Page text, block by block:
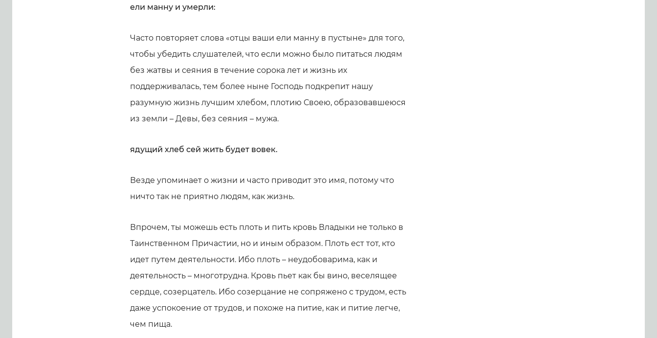
ели манну и умерли:
Часто повторяет слова «отцы ваши ели манну в пустыне» для того,
чтобы убедить слушателей, что если можно было питаться людям
без жатвы и сеяния в течение сорока лет и жизнь их
поддерживалась, тем более ныне Господь подкрепит нашу
разумную жизнь лучшим хлебом, плотию Своею, образовавшеюся
из земли – Девы, без сеяния – мужа.
ядущий хлеб сей жить будет вовек.
Везде упоминает о жизни и часто приводит это имя, потому что
ничто так не приятно людям, как жизнь.
Впрочем, ты можешь есть плоть и пить кровь Владыки не только в
Таинственном Причастии, но и иным образом. Плоть ест тот, кто
идет путем деятельности. Ибо плоть – неудобоварима, как и
деятельность – многотрудна. Кровь пьет как бы вино, веселящее
сердце, созерцатель. Ибо созерцание не сопряжено с трудом, есть
даже успокоение от трудов, и похоже на питие, как и питие легче,
чем пища.